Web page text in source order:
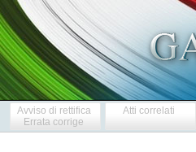
Avviso di rettifica
Errata corrige
Atti correlati